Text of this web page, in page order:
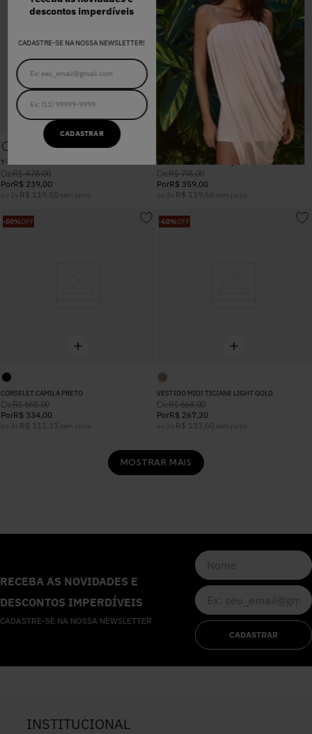
descontos imperdíveis
CADASTRE-SE NA NOSSA NEWSLETTER!
CADASTRAR
T-SHIRT SUZIE OFF WHITE
DeR$ 478,00
PorR$ 239,00
ou 2 x R$ 119, 50 sem juros
VESTIDO NATASHA JACQUARD CITY
DeR$ 718,00
PorR$ 359,00
ou 3 x R$ 119,66 sem juros
-50%OFF
CORSELET CAMILA PRETO
DeR$ 668,00
PorR$ 334,00
ou 3 x R$ 111, 33 sem juros
-60%OFF
VESTIDO MIDI TICIANE LIGHT GOLD
DeR$ 668,00
PorR$ 267,20
ou 2 x R$ 133,60 sem juros
MOSTRAR MAIS
RECEBA AS NOVIDADES E
DESCONTOS IMPERDÍVEIS
CADASTRE-SE NA NOSSA NEWSLETTER
CADASTRAR
INSTITUCIONAL